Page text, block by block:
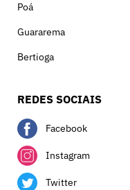
Poá
Guararema
Bertioga
REDES SOCIAIS
Facebook
Instagram
Twitter